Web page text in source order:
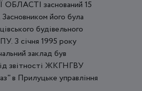
заснований 15
його була
будівельного
З січня 1995 року
заклад був
звітності ЖКГНГВУ
в Прилуцьке управління